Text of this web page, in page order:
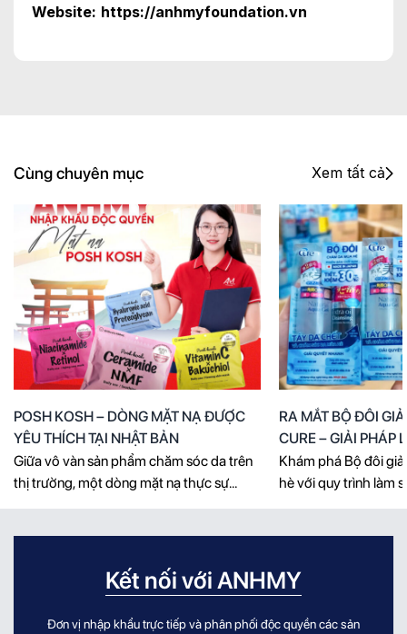
Website: https://anhmyfoundation.vn
Cùng chuyên mục Xem tất cả
POSH KOSH – DÒNG MẶT NẠ ĐƯỢC
YÊU THÍCH TẠI NHẬT BẢN
Giữa vô vàn sản phẩm chăm sóc da trên
thị trường, một dòng mặt nạ thực sự
thuyết phục người dùng không chỉ cần
cầu của làn da. POSH KOSH tạo dấu ấn
bằng cách kết hợp [...]
RA MẮT BỘ ĐÔI
CURE – GIẢI PHÁP
CHO LÀN DA
Khám phá Bộ đôi
hè với quy trình làm
giúp loại bỏ bã
điểm làn da phải đối
[...]
Kết nối với ANHMY
Đơn vị nhập khẩu trực tiếp và phân phối độc quyền các sản